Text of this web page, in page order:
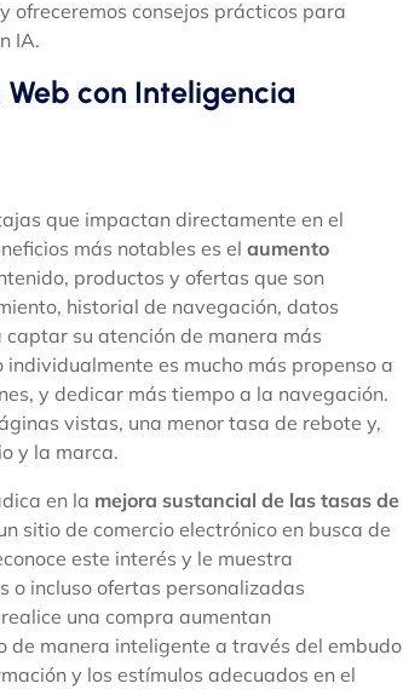
ofreceremos consejos prácticos para
IA.
con Inteligencia
que impactan directamente en el
más notables es el aumento
productos y ofertas que son
historial de navegación, datos
su atención de manera más
es mucho más propenso a
y dedicar más tiempo a la navegación.
vistas, una menor tasa de rebote y,
y la marca.
en la mejora sustancial de las tasas de
sitio de comercio electrónico en busca de
este interés y le muestra
o incluso ofertas personalizadas
una compra aumentan
manera inteligente a través del embudo
y los estímulos adecuados en el